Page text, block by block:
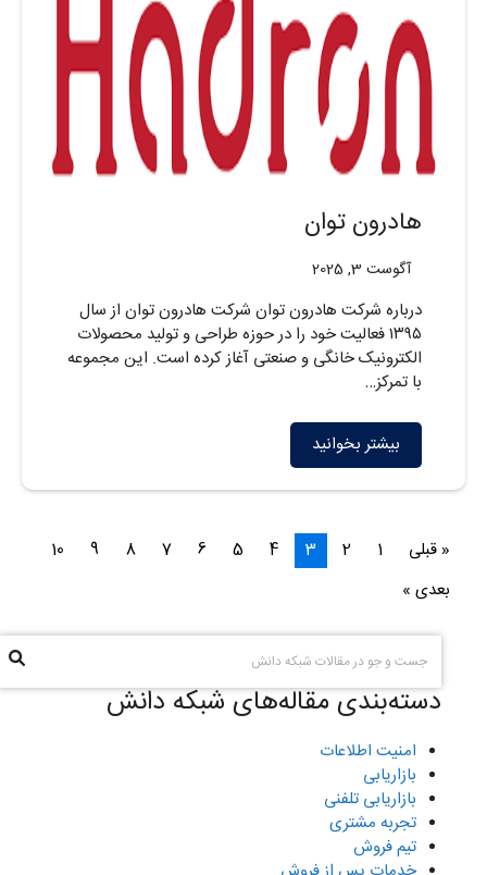
هادرون توان
آگوست 3, 2025
درباره شرکت هادرون توان شرکت هادرون توان از سال
۱۳۹۵ فعالیت خود را در حوزه طراحی و تولید محصولات
الکترونیک خانگی و صنعتی آغاز کرده است. این مجموعه
با تمرکز…
بیشتر بخوانید
« قبلی 3
4
5
6
7
8
بعدی »
دسته‌بندی مقاله‌های شبکه دانش
امنیت اطلاعات
بازاریابی
بازاریابی تلفنی
تجربه مشتری
تیم فروش